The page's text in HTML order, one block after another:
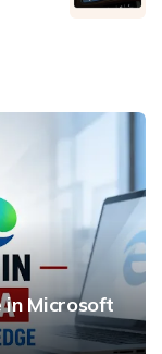
in Microsoft